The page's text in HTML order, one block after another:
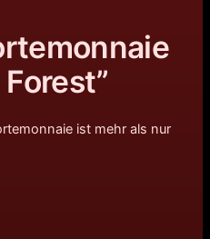
ist mehr als nur